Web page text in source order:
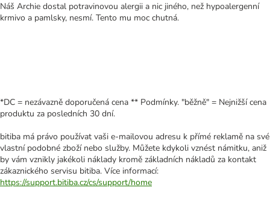
Náš Archie dostal potravinovou alergii a nic jiného, než hypoalergenní
krmivo a pamlsky, nesmí. Tento mu moc chutná.
*DC = nezávazně doporučená cena ** Podmínky. "běžně" = Nejnižší cena
produktu za posledních 30 dní.
bitiba má právo používat vaši e-mailovou adresu k přímé reklamě na své
vlastní podobné zboží nebo služby. Můžete kdykoli vznést námitku, aniž
by vám vznikly jakékoli náklady kromě základních nákladů za kontakt
zákaznického servisu bitiba. Více informací:
https://support.bitiba.cz/cs/support/home